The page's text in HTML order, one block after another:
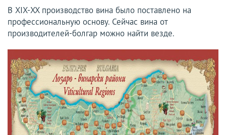
В XIX-XX производство вина было поставлено на
профессиональную основу. Сейчас вина от
производителей-болгар можно найти везде.